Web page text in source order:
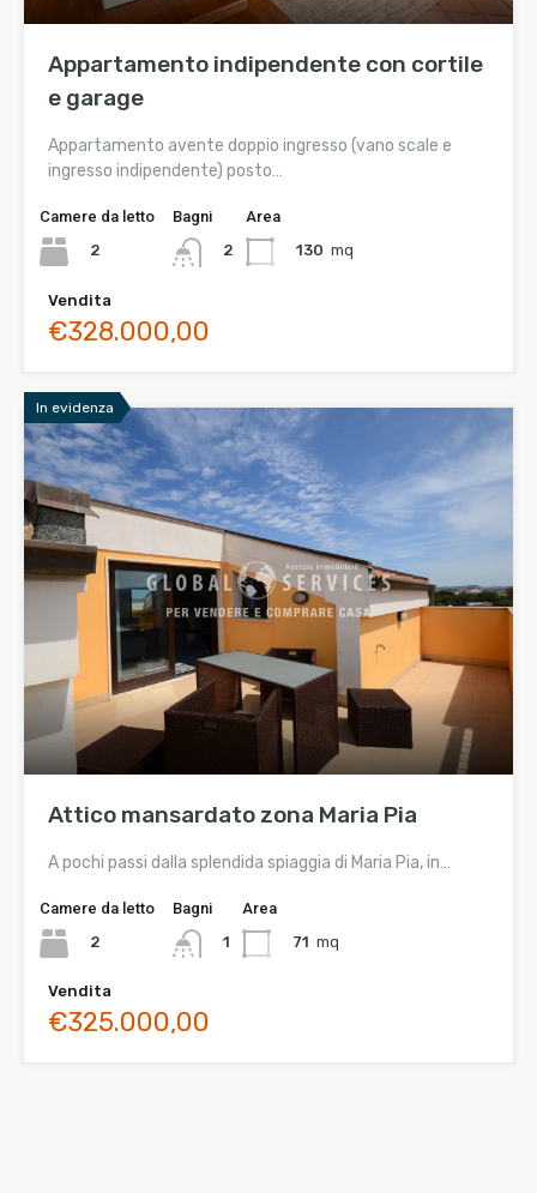
Appartamento indipendente con cortile
e garage
Appartamento avente doppio ingresso (vano scale e
ingresso indipendente) posto…
Camere da letto
2
Bagni
2
Area
130 mq
Vendita
€328.000,00
In evidenza
Attico mansardato zona Maria Pia
A pochi passi dalla splendida spiaggia di Maria Pia, in…
Camere da letto
2
Bagni
1
Area
71 mq
Vendita
€325.000,00